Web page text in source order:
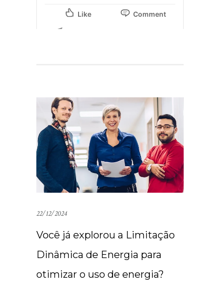
22/12/2024
Você já explorou a Limitação
Dinâmica de Energia para
otimizar o uso de energia?